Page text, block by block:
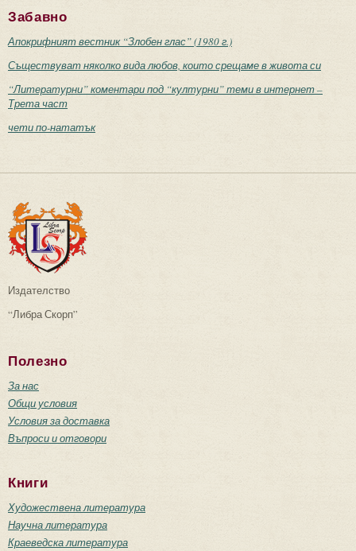
Забавно
Апокрифният вестник “Злобен глас” (1980 г.)
Съществуват няколко вида любов, които срещаме в живота си
“Литературни” коментари под “културни” теми в интернет –
Трета част
чети по-нататък
Издателство
“Либра Скорп”
Полезно
За нас
Общи условия
Условия за доставка
Въпроси и отговори
Книги
Художествена литература
Научна литература
Краеведска литература